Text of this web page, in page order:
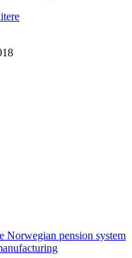
Norwegian pension system